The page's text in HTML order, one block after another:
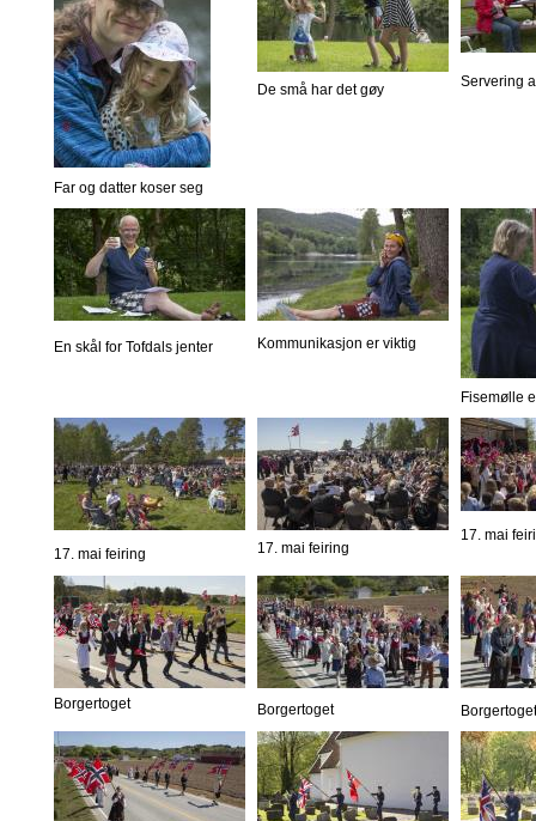
Far og datter koser seg
De små har det gøy Servering
En skål for Tofdals jenter Kommunikasjon er viktig
Fisemølle
17. mai feiring 17. mai feiring
17. mai
Borgertoget Borgertoget Borgertoget